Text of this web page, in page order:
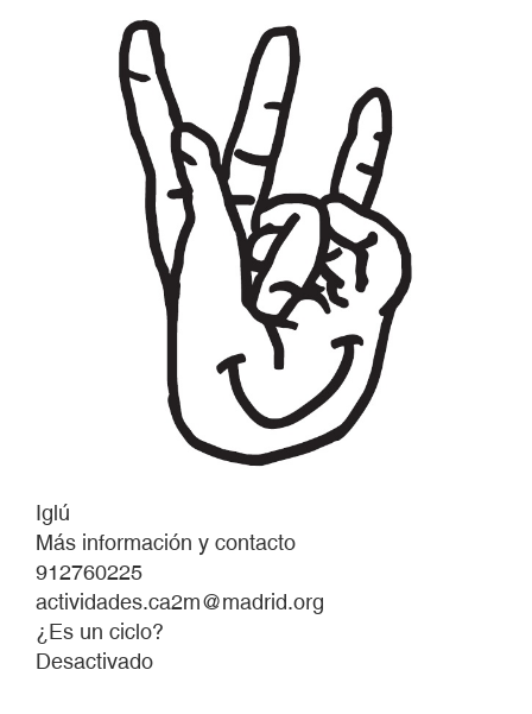
Iglú
Más información y contacto
912760225
actividades.ca2m@madrid.org
¿Es un ciclo?
Desactivado